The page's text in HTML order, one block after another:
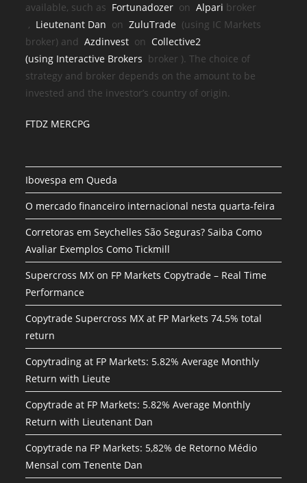
available, such as Fortunadozer onAlpari broker
, Lieutenant Dan onZuluTrade (using IC Markets
broker) andAzdinvest onCollective2
(using Interactive Brokers broker ). The choice of
strategy and broker depends on the amount to be
invested and the investor’s country of origin.
FTDZ MERCPG
Ibovespa em Queda
O mercado financeiro internacional nesta quarta-feira
Corretoras em Seychelles São Seguras? Saiba Como
Avaliar Exemplos Como Tickmill
Supercross MX on FP Markets Copytrade – Real Time
Performance
Copytrade Supercross MX at FP Markets 74.5% total
return
Copytrading at FP Markets: 5.82% Average Monthly
Return with Lieute
Copytrade at FP Markets: 5.82% Average Monthly
Return with Lieutenant Dan
Copytrade na FP Markets: 5,82% de Retorno Médio
Mensal com Tenente Dan